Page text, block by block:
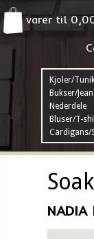
varer til
Kjoler/
Bukser/
Nederdele
Bluser/T-
Cardigans/
NADIA